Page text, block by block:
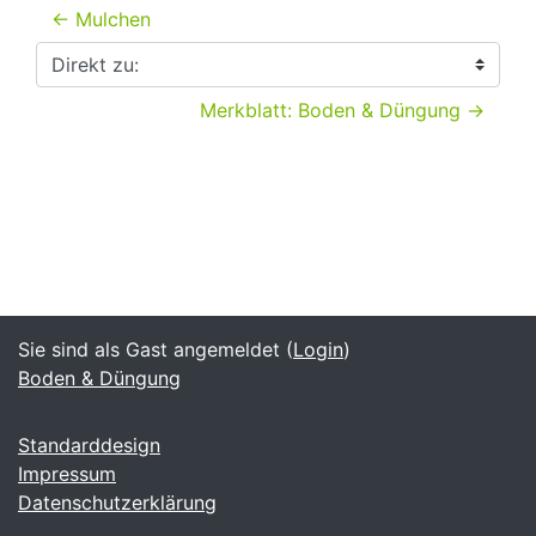
← Mulchen
Direkt zu:
Merkblatt: Boden & Düngung →
Sie sind als Gast angemeldet (Login)
Boden & Düngung
Standarddesign
Impressum
Datenschutzerklärung